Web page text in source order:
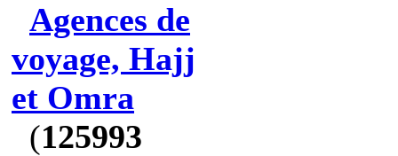
Agences de
voyage, Hajj
et Omra
(125993